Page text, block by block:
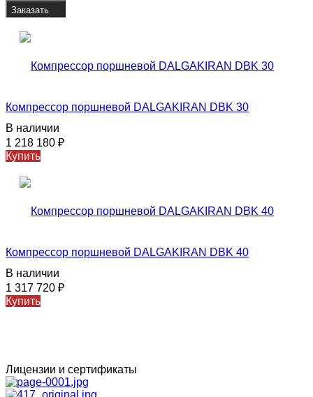
Заказать
Компрессор поршневой DALGAKIRAN DBK 30
В наличии
1 218 180 ₽
Купить
Компрессор поршневой DALGAKIRAN DBK 40
В наличии
1 317 720 ₽
Купить
Лицензии и сертификаты